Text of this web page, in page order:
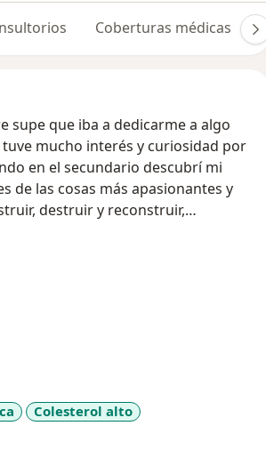
Coberturas médicas
supe que iba a dedicarme a algo
mucho interés y curiosidad por
en el secundario descubrí mi
de las cosas más apasionantes y
destruir y reconstruir,
vida que te mereces.
encuentro tranquilidad y conexión.
gastronómica...Todo esto
que encontras en esta misma
mis redes sociales.
vas a lograr todo lo que te
saludable. Acá dejamos afuera las
y mucho menos alimentos
una oportunidad de aprendizaje,
Colesterol alto